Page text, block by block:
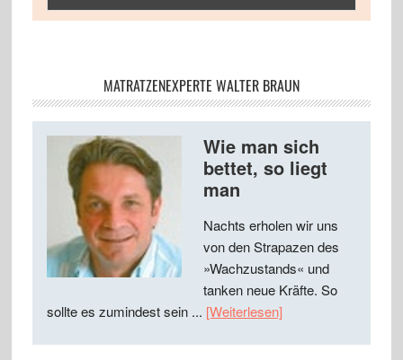
MATRATZENEXPERTE WALTER BRAUN
Wie man sich
bettet, so liegt
man
Nachts erholen wir uns
von den Strapazen des
»Wachzustands« und
tanken neue Kräfte. So
sollte es zumindest sein ... [Weiterlesen]